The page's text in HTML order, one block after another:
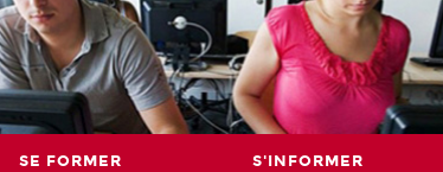
SE FORMER S'INFORMER